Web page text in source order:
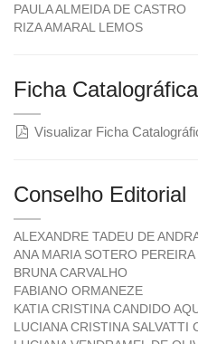
PAULA ALMEIDA DE CASTRO
RIZA AMARAL LEMOS
Ficha Catalográfica
Visualizar Ficha
Conselho Editorial
ALEXANDRE TADEU DE
ANA MARIA SOTERO PEREIRA
BRUNA CARVALHO
FABIANO ORMANEZE
KATIA CRISTINA CANDIDO
LUCIANA CRISTINA SALVATTI